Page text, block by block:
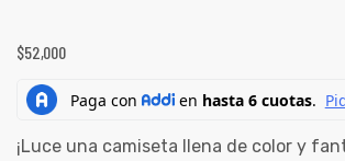
CONTÁCTENOS
SIGUENOS EN REDES
$52,000
¡Luce una camiseta llena de color y